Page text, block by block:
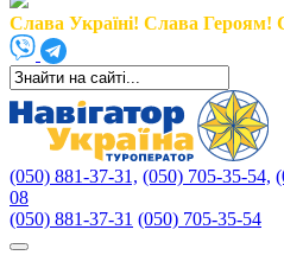
Слава Україні! Слава
(050) 881-37-31, (050) 705-35-54,
08
(050) 881-37-31 (050) 705-35-54